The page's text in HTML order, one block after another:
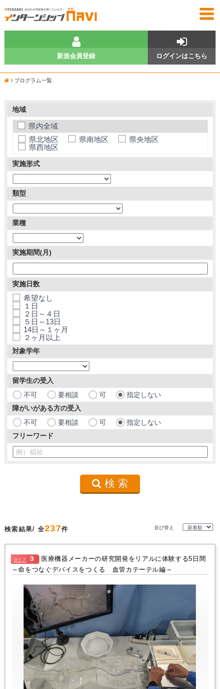
ログインはこちら
新規会員登録
プログラム一覧
地域
県内全域
県北地区
県南地区
県央地区
県西地区
実施形式
類型
業種
実施期間(月)
実施日数
希望なし
１日
２日～４日
５日～13日
14日～１ヶ月
２ヶ月以上
対象学年
留学生の受入
不可
要相談 可
指定しない
障がいがある方の受入
不可
要相談 可
指定しない
フリーワード
検 索
検索結果/ 全237件 並び替え
タイプ ３
医療機器メーカーの研究開発をリアルに体験する5日間
～命をつなぐデバイスをつくる 血管カテーテル編～